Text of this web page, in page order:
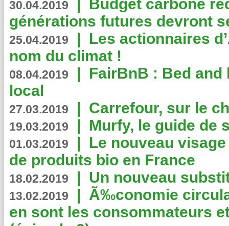
30.04.2019
Budget carbone
générations futures devront
25.04.2019 | Les actionnaires
nom du climat !
08.04.2019 | FairBnB : Bed
local
27.03.2019 | Carrefour, sur le
19.03.2019 | Murfy, le guide de
01.03.2019 | Le nouveau
de produits bio en France
18.02.2019 | Un nouveau
13.02.2019 | Ã‰conomie
en sont les consommateurs